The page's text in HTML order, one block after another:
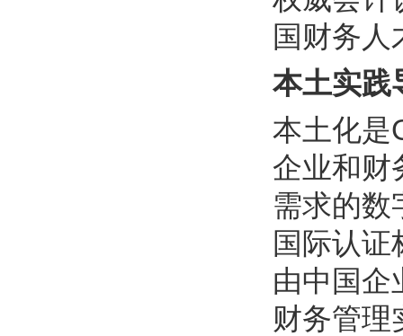
国财务人
本土实践
本土化是
企业和财
需求的数
国际认
由中国企
财务管理